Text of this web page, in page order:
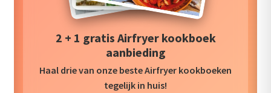
2 + 1 gratis Airfryer kookboek
aanbieding
Haal drie van onze beste Airfryer kookboeken
tegelijk in huis!